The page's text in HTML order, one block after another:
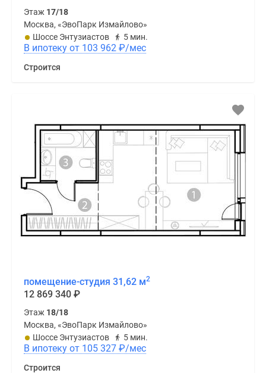
Этаж 17/18
Москва, «ЭвоПарк Измайлово»
Шоссе Энтузиастов
5 мин.
В ипотеку от 103 962 ₽/мес
Строится
помещение-студия 31,62 м2
12 869 340 ₽
Этаж 18/18
Москва, «ЭвоПарк Измайлово»
Шоссе Энтузиастов
5 мин.
В ипотеку от 105 327 ₽/мес
Строится